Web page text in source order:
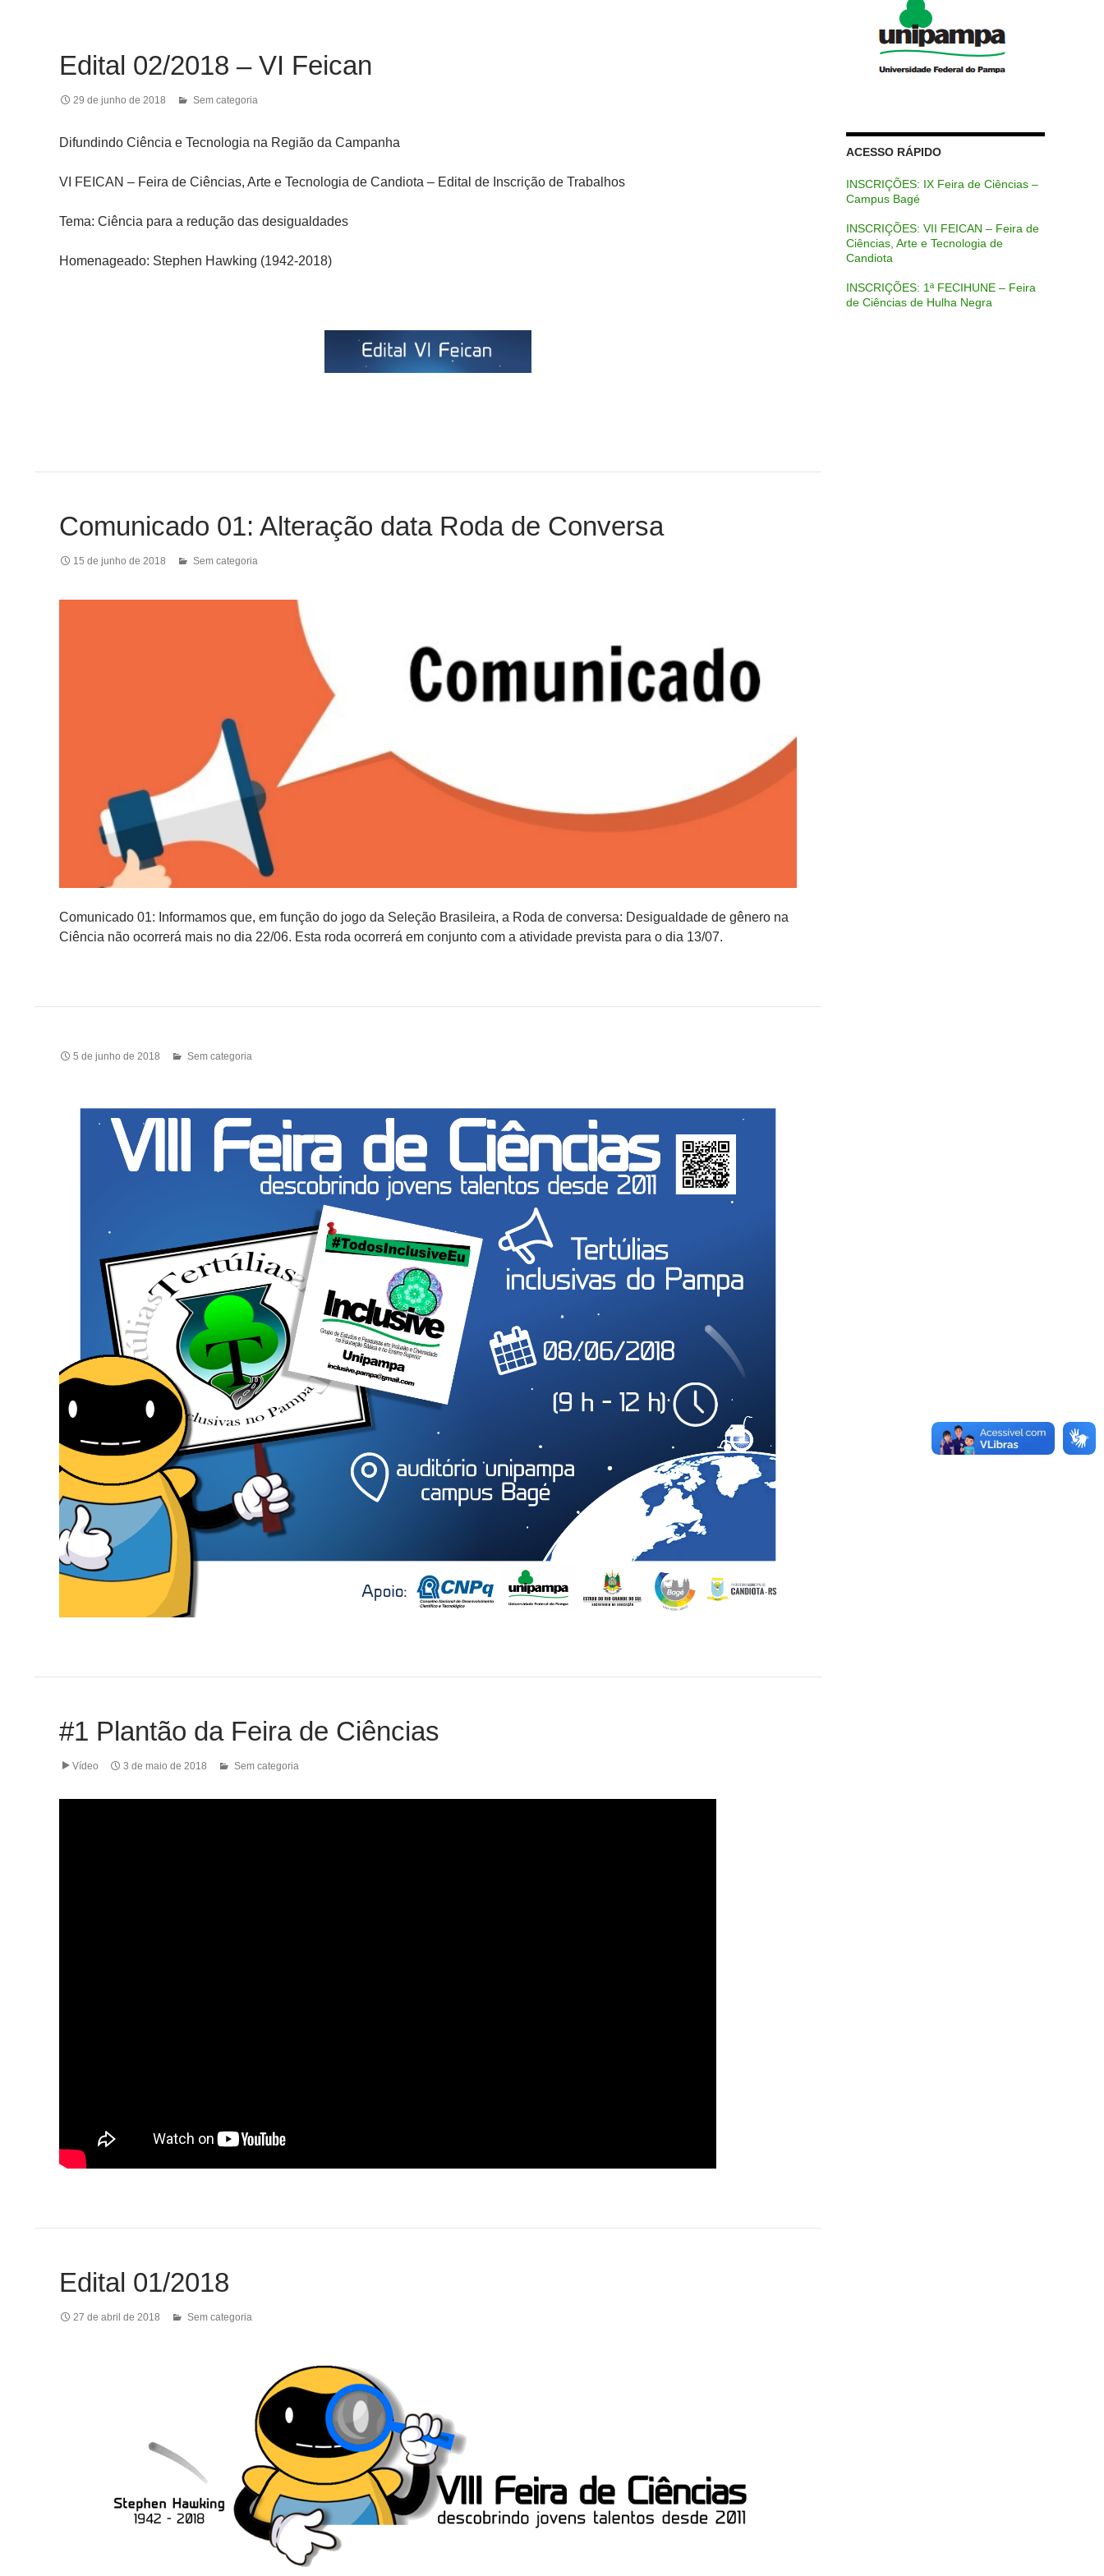
Edital 02/2018 – VI Feican
29 de junho de 2018 Sem categoria
Difundindo Ciência e Tecnologia na Região da Campanha
VI FEICAN – Feira de Ciências, Arte e Tecnologia de Candiota – Edital de Inscrição de Trabalhos
Tema: Ciência para a redução das desigualdades
Homenageado: Stephen Hawking (1942-2018)
Comunicado 01: Alteração data Roda de Conversa
15 de junho de 2018 Sem categoria
Comunicado 01: Informamos que, em função do jogo da Seleção Brasileira, a Roda de conversa: Desigualdade de gênero na
Ciência não ocorrerá mais no dia 22/06. Esta roda ocorrerá em conjunto com a atividade prevista para o dia 13/07.
5 de junho de 2018 Sem categoria
#1 Plantão da Feira de Ciências
Vídeo 3 de maio de 2018 Sem categoria
Edital 01/2018
27 de abril de 2018 Sem categoria
ACESSO RÁPIDO
INSCRIÇÕES: IX Feira de Ciências –
Campus Bagé
INSCRIÇÕES: VII FEICAN – Feira de
Ciências, Arte e Tecnologia de
Candiota
INSCRIÇÕES: 1ª FECIHUNE – Feira
de Ciências de Hulha Negra